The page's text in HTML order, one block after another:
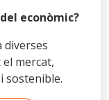
econòmic?
diverses
mercat,
sostenible.